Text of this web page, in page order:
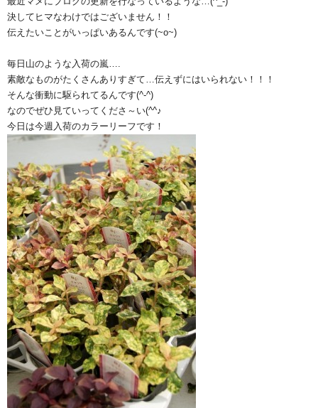
決してヒマなわけではございません！！
伝えたいことがいっぱいあるんです(~o~)
毎日山のような入荷の嵐….
素敵なものがたくさんありすぎて…伝えずにはいられない！！！
そんな衝動に駆られてるんです(^-^)
なのでぜひ見ていってくださ～い(^^♪
今日は今週入荷のカラーリーフです！